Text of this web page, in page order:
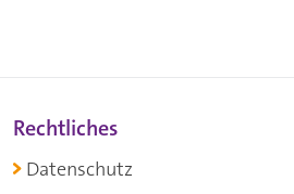
Rechtliches
Datenschutz